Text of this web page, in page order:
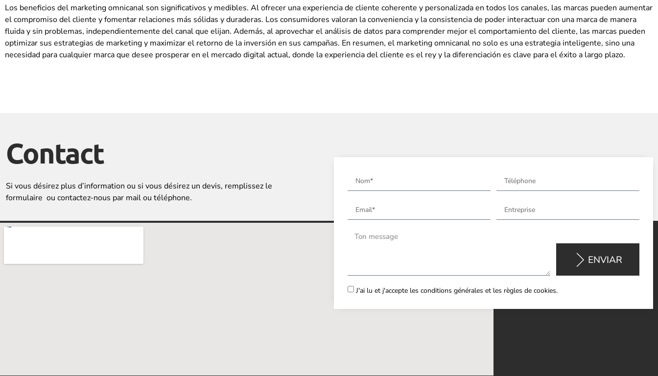
Los beneficios del marketing omnicanal son significativos y medibles. Al ofrecer una experiencia de cliente coherente y personalizada en todos los canales, las marcas pueden aumentar
el compromiso del cliente y fomentar relaciones más sólidas y duraderas. Los consumidores valoran la conveniencia y la consistencia de poder interactuar con una marca de manera
fluida y sin problemas, independientemente del canal que elijan. Además, al aprovechar el análisis de datos para comprender mejor el comportamiento del cliente, las marcas pueden
optimizar sus estrategias de marketing y maximizar el retorno de la inversión en sus campañas. En resumen, el marketing omnicanal no solo es una estrategia inteligente, sino una
necesidad para cualquier marca que desee prosperar en el mercado digital actual, donde la experiencia del cliente es el rey y la diferenciación es clave para el éxito a largo plazo.
Contact
Si vous désirez plus d’information ou si vous désirez un devis, remplissez le
formulaire ou contactez-nous par mail ou téléphone.
J'ai lu et j'accepte les conditions générales et les règles de cookies.
ENVIAR